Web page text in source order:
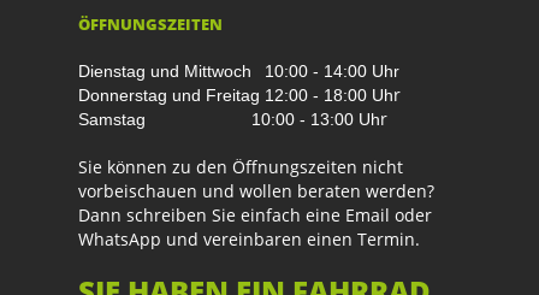
ÖFFNUNGSZEITEN
Dienstag und Mittwoch
10:00 - 14:00 Uhr
Donnerstag und Freitag 12:00 - 18:00 Uhr
Samstag 10:00 - 13:00 Uhr
Sie können zu den Öffnungszeiten nicht
vorbeischauen und wollen beraten werden?
Dann schreiben Sie einfach eine Email oder
WhatsApp und vereinbaren einen Termin.